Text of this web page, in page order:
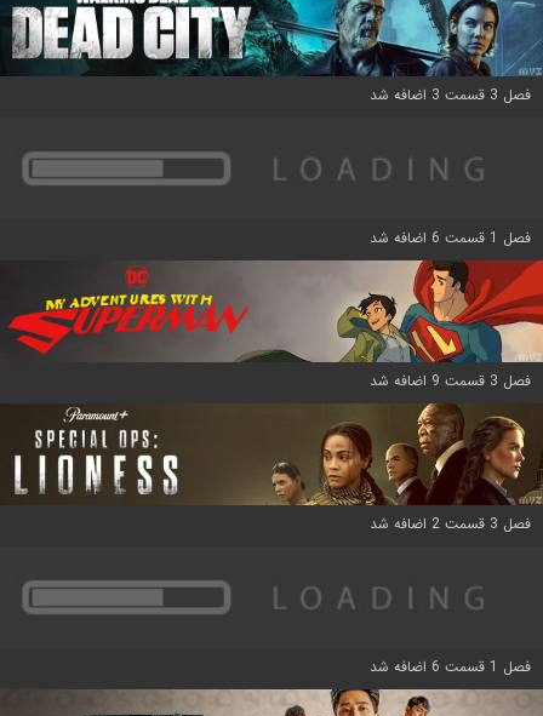
فصل 3 قسمت 3 اضافه شد
فصل 1 قسمت 6 اضافه شد
فصل 3 قسمت 9 اضافه شد
فصل 3 قسمت 2 اضافه شد
فصل 1 قسمت 6 اضافه شد